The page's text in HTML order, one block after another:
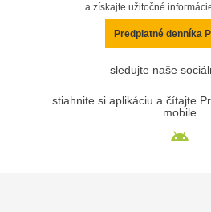
a získajte užitočné
Predplatné denníka
sledujte naše
stiahnite si aplikáciu a čítajte
mobile